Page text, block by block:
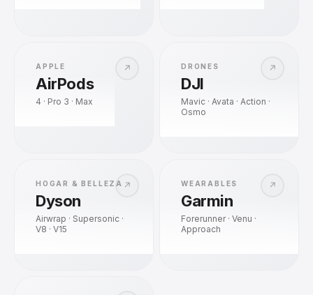
↗
APPLE
AirPods
4 · Pro 3 · Max
↗
DRONES
DJI
Mavic · Avata · Action ·
Osmo
↗
HOGAR & BELLEZA
Dyson
Airwrap · Supersonic ·
V8 · V15
↗
WEARABLES
Garmin
Forerunner · Venu ·
Approach